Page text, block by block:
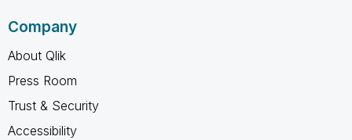
Company
About Qlik
Press Room
Trust & Security
Accessibility